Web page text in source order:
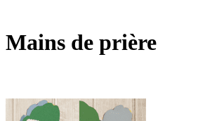
Mains de prière